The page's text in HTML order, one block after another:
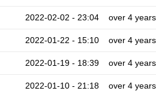
2022-02-02 - 23:04 over 4 years
2022-01-22 - 15:10 over 4 years
2022-01-19 - 18:39 over 4 years
2022-01-10 - 21:18 over 4 years